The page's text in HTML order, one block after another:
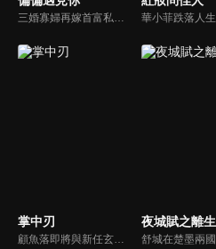
三婚寡婦再嫁首富私生子葉朗，以為是白撿純愛小奶狗，不料竟落入重生大佬的圈套！葉朗前世痴情一片死於婚禮，重生後他發誓報復，卻再次淪陷她的溫柔陷阱。愛恨糾纏中，謎團浮出水面，迷霧之後另有重生之人操縱一切。
掌中刃 夜城賦之離生